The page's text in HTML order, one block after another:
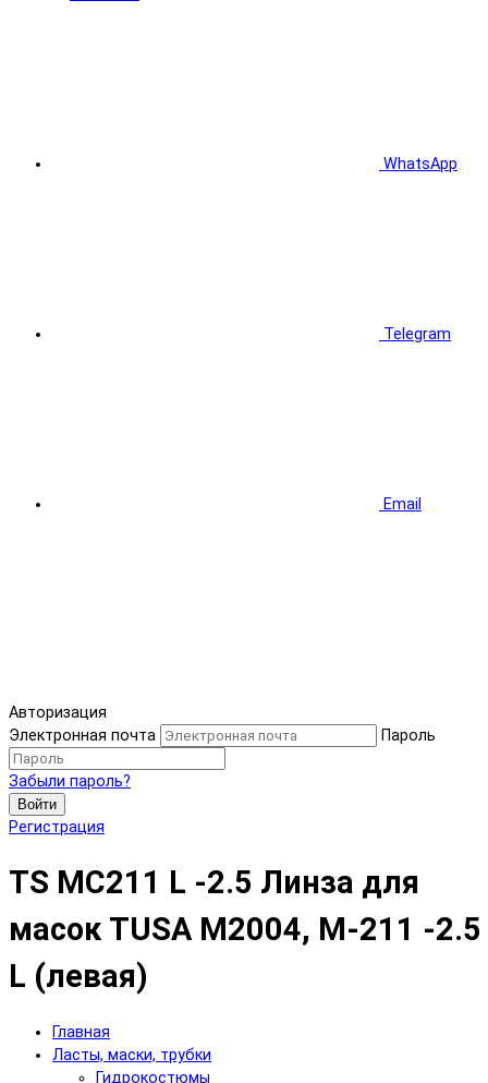
WhatsApp
Telegram
Email
Авторизация
Электронная почта
Пароль
Забыли пароль?
Войти
Регистрация
TS MC211 L -2.5 Линза для
масок TUSA М2004, M-211 -2.5
L (левая)
Главная
Ласты, маски, трубки
Гидрокостюмы